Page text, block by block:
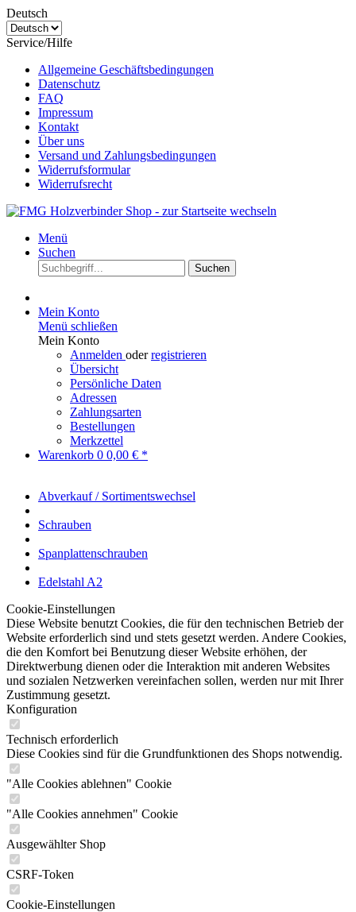
Deutsch
Service/Hilfe
Allgemeine Geschäftsbedingungen
Datenschutz
FAQ
Impressum
Kontakt
Über uns
Versand und Zahlungsbedingungen
Widerrufsformular
Widerrufsrecht
Menü
Suchen
Suchen
Mein Konto
Menü schließen
Mein Konto
Anmelden oderregistrieren
Übersicht
Persönliche Daten
Adressen
Zahlungsarten
Bestellungen
Merkzettel
Warenkorb 0 0,00 € *
Abverkauf / Sortimentswechsel
Schrauben
Spanplattenschrauben
Edelstahl A2
Cookie-Einstellungen
Diese Website benutzt Cookies, die für den technischen Betrieb der
Website erforderlich sind und stets gesetzt werden. Andere Cookies,
die den Komfort bei Benutzung dieser Website erhöhen, der
Direktwerbung dienen oder die Interaktion mit anderen Websites
und sozialen Netzwerken vereinfachen sollen, werden nur mit Ihrer
Zustimmung gesetzt.
Konfiguration
Technisch erforderlich
Diese Cookies sind für die Grundfunktionen des Shops notwendig.
"Alle Cookies ablehnen" Cookie
"Alle Cookies annehmen" Cookie
Ausgewählter Shop
CSRF-Token
Cookie-Einstellungen